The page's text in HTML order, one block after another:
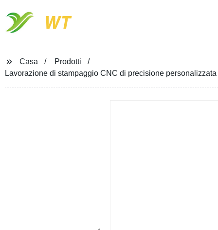
WT
Casa
Prodotti
Lavorazione di stampaggio CNC di precisione